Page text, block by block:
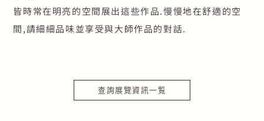
皆時常在明亮的空間展出這些作品.慢慢地在舒適的空
間,請細細品味並享受與大師作品的對話.
查詢展覽資訊一覧